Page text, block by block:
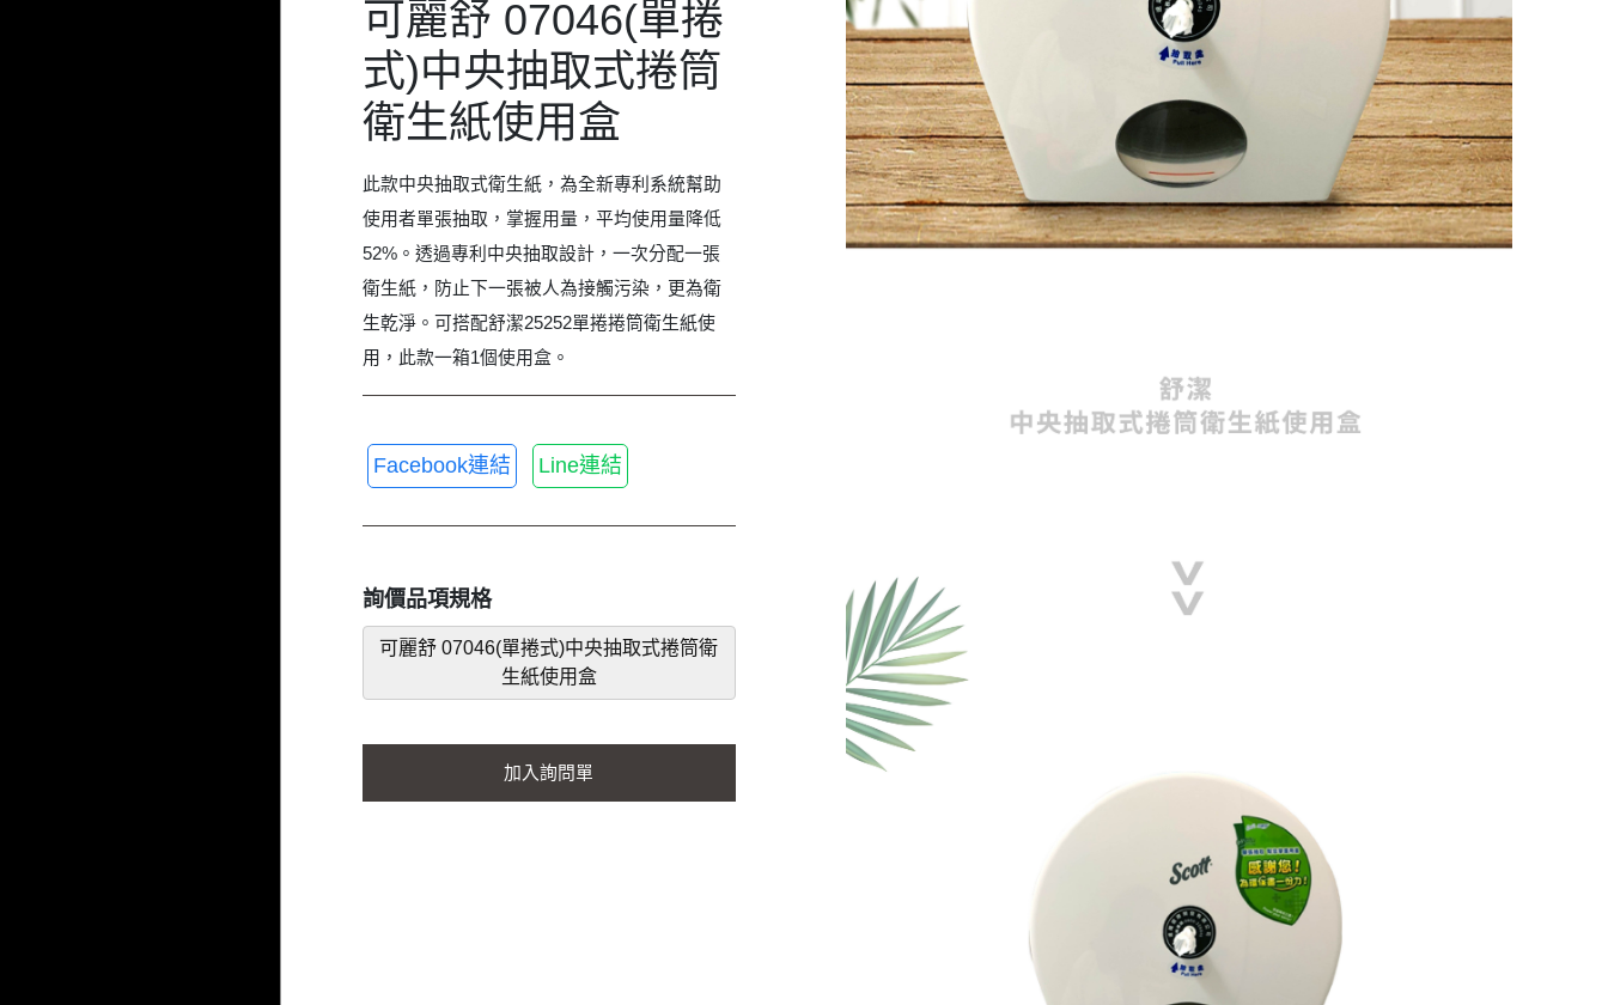
可麗舒 07046(單捲
式)中央抽取式捲筒
衛生紙使用盒
此款中央抽取式衛生紙，為全新專利系統幫助
使用者單張抽取，掌握用量，平均使用量降低
52%。透過專利中央抽取設計，一次分配一張
衛生紙，防止下一張被人為接觸污染，更為衛
生乾淨。可搭配舒潔25252單捲捲筒衛生紙使
用，此款一箱1個使用盒。
Facebook連結 Line連結
詢價品項規格
可麗舒 07046(單捲式)中央抽取式捲筒衛
生紙使用盒
加入詢問單